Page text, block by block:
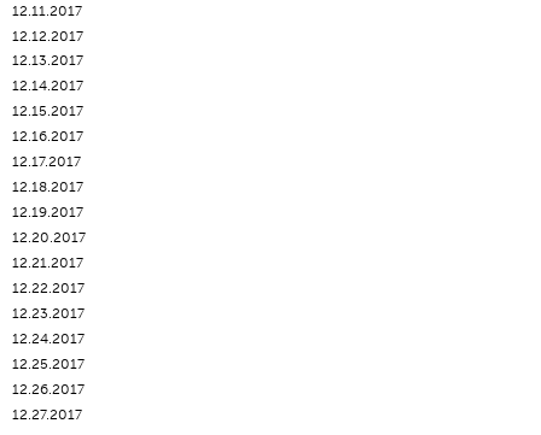
12.11.2017
12.12.2017
12.13.2017
12.14.2017
12.15.2017
12.16.2017
12.17.2017
12.18.2017
12.19.2017
12.20.2017
12.21.2017
12.22.2017
12.23.2017
12.24.2017
12.25.2017
12.26.2017
12.27.2017